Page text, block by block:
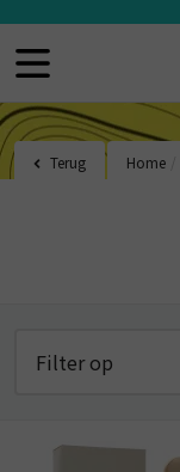
Terug Home
Filter op